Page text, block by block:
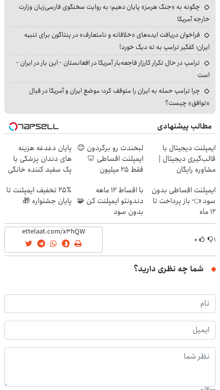
چگونه به «جنگ هرمز» پایان دهیم؛ به روایت سخنگوی فارسی‌زبان وزارت
خارجه آمریکا
فراخوان دریافت ایده‌های «خلاقانه و نامتعارف» در پنتاگون برای تنبیه
ایران؛ کفگیر ترامپ به ته دیگ خورد!
ترامپ در حال تکرار کارزار فاجعه‌بار آمریکا در افغانستان - این بار در ایران -
است
چرا ترامپ حمله به ایران را متوقف کرد؛ موضع ایران و آمریکا در قبال
«توافق» چیست؟
مطالب پیشنهادی
ایمپلنت دیجیتال با
قالب‌گیری دیجیتال |
مشاوره رایگان
لبخندت رو برگردون 😊
ایمپلنت اقساطی 🦷
فقط ۲۵ میلیون
پایان دغدغه هزینه
های دندان پزشکی با
پک سفید کننده خانگی
ایمپلنت اقساطی بدون
سود 👈 باز پرداخت تا
12 ماه
با اقساط 12 ماهه
دندونتو ایمپلنت کن 🧩
بدون سود
۲۵٪ تخفیف ایمپلنت تا
پایان جشنواره 🎁
۱ ۰
شما چه نظری دارید؟